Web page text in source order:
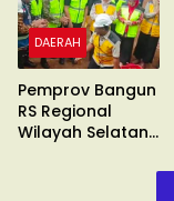
DAERAH
Pemprov Bangun
RS Regional
Wilayah Selatan